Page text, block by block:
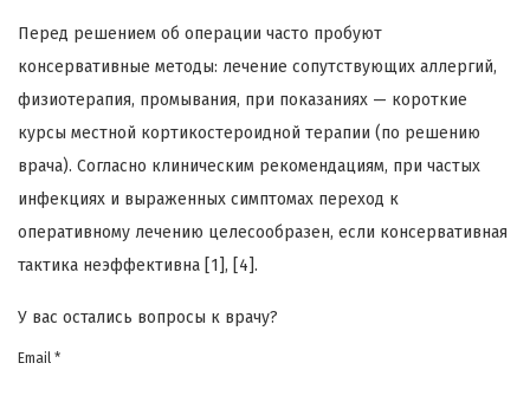
Перед решением об операции часто пробуют
консервативные методы: лечение сопутствующих аллергий,
физиотерапия, промывания, при показаниях — короткие
курсы местной кортикостероидной терапии (по решению
врача). Согласно клиническим рекомендациям, при частых
инфекциях и выраженных симптомах переход к
оперативному лечению целесообразен, если консервативная
тактика неэффективна [1], [4].
У вас остались вопросы к врачу?
Email *